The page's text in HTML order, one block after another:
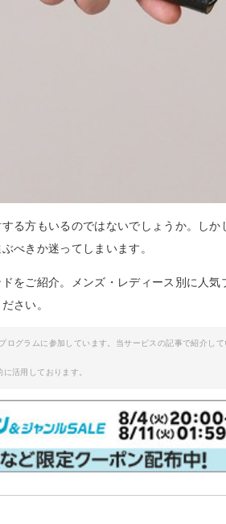
る方もいるのではないでしょうか。しか
べきか迷ってしまいます。
をご紹介。メンズ・レディース別に人気
さい。
グラムに参加しています。当サービスの記事で紹介して
活用しております。